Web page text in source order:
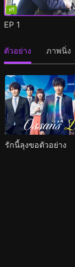
ฟรี
EP 1
ตัวอย่าง ภาพนิ่ง
รักนี้ลุงขอตัวอย่าง